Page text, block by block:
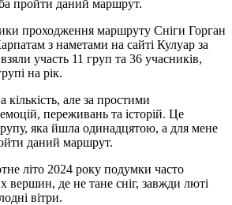
пройти даний маршрут.
проходження маршруту Сніги Горган
з наметами на сайті Кулуар за
участь 11 груп та 36 учасників,
на рік.
кількість, але за простими
переживань та історій. Це
яка йшла одинадцятою, а для мене
даний маршрут.
літо 2024 року подумки часто
вершин, де не тане сніг, завжди люті
вітри.